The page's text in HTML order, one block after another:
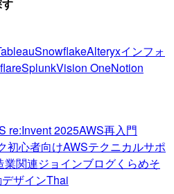
SnowflakeAlteryxインフォ
SplunkVision OneNotion
re:Invent 2025AWS再入門
初心者向けAWSテクニカルサポ
業関連ジョインブログくらめそ
デザインThai